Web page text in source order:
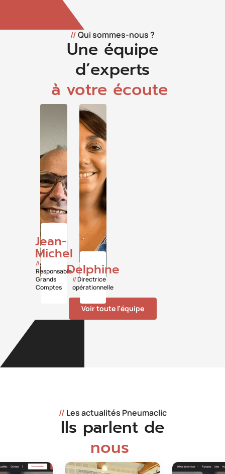
//Qui sommes-nous ?
Une équipe
d’experts
à votre écoute
Jean-
Michel
//
Responsable
Grands
Comptes
Delphine
//Directrice
opérationnelle
Voir toute l'équipe
// Les actualités Pneumaclic
Ils parlent de
nous